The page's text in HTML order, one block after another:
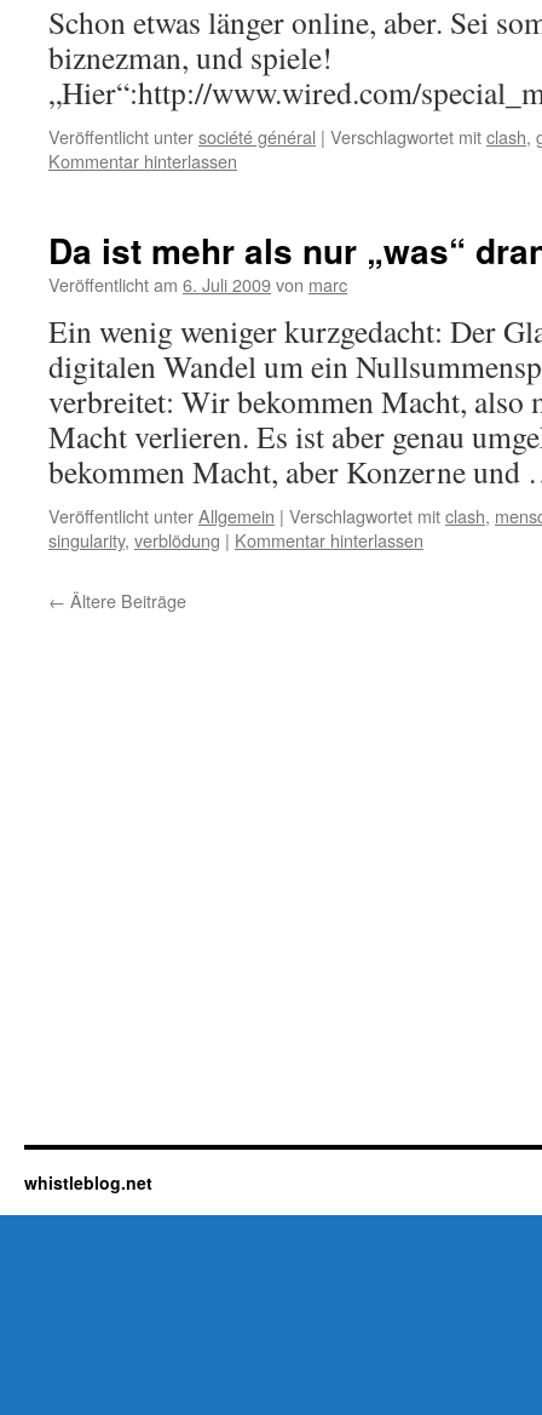
Schon etwas länger online, aber. Sei
biznezman, und spiele!
„Hier“:http://www.wired.com/
Veröffentlicht untersociété général | Verschlagwortet mitclash,
Kommentar hinterlassen
Da ist mehr als nur „was“
Veröffentlicht am 6. Juli 2009von marc
Ein wenig weniger kurzgedacht: Der
digitalen Wandel um ein
verbreitet: Wir bekommen Macht, also
Macht verlieren. Es ist aber genau
bekommen Macht, aber Konzerne
Veröffentlicht unterAllgemein | Verschlagwortet mitclash,
singularity, verblödung | Kommentar hinterlassen
← Ältere Beiträge
whistleblog.net